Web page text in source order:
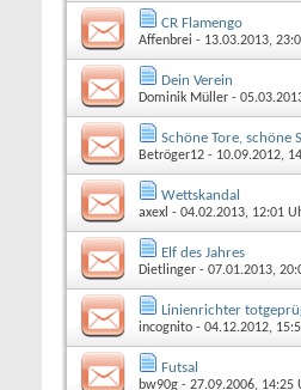
CR Flamengo
Affenbrei - 13.03.2013,
Dein Verein
Dominik Müller -
Schöne Tore, schöne
Betröger12 - 10.09.2012,
Wettskandal
axexl - 04.02.2013, 12:01
Elf des Jahres
Dietlinger - 07.01.2013,
Linienrichter
incognito - 04.12.2012,
Futsal
bw90g - 27.09.2006, 14:25